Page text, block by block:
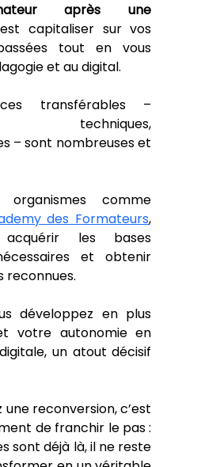
après une
capitaliser sur vos
tout en vous
et au digital.
transférables –
techniques,
– sont nombreuses et
des Formateurs,
les bases
et obtenir
reconnues.
développez en plus
votre autonomie en
un atout décisif
une reconversion, c’est
de franchir le pas :
sont déjà là, il ne reste